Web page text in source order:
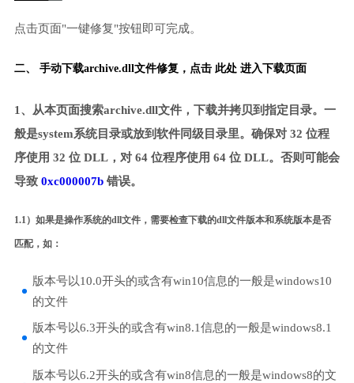
点击页面"一键修复"按钮即可完成。
二、 手动下载archive.dll文件修复， 点击 此处 进入下载页面
1、从本页面搜索archive.dll文件，下载并拷贝到指定目录。一
般是system系统目录或放到软件同级目录里。确保对 32 位程
序使用 32 位 DLL，对 64 位程序使用 64 位 DLL。否则可能会
导致 0xc000007b错误。
1.1）如果是操作系统的dll文件，需要检查下载的dll文件版本和系统版本是否
匹配，如：
版本号以10.0开头的或含有win10信息的一般是windows10
的文件
版本号以6.3开头的或含有win8.1信息的一般是windows8.1
的文件
版本号以6.2开头的或含有win8信息的一般是windows8的文